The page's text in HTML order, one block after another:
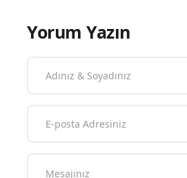
Yorum Yazın